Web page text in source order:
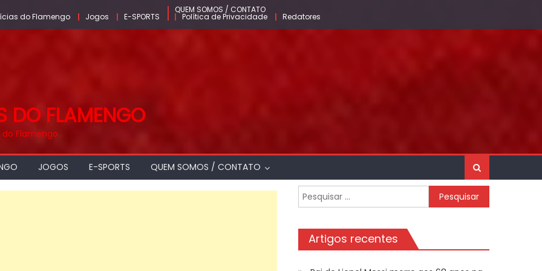
do Flamengo Jogos E-SPORTS
QUEM SOMOS / CONTATO
Política de Privacidade Redatores
DO FLAMENGO
do Flamengo
JOGOS E-SPORTS QUEM SOMOS / CONTATO
Pesquisar
por:
Artigos recentes